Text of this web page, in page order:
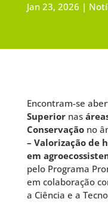
Jan 23, 2026
Encontram-se
Superiornas
Conservaçãono
– Valorização de
em
pelo Programa
em colaboração
a Ciência e a